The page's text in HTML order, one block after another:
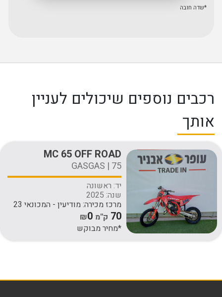
רכבים נוספים שיכולים לעניין
אותך
MC 65 OFF ROAD
GASGAS | 75
יד: ראשונה
שנה: 2025
מרכז מכירה:מודיעין - המכונאי 23
70 ק''מ ₪0
*מחיר מבוקש